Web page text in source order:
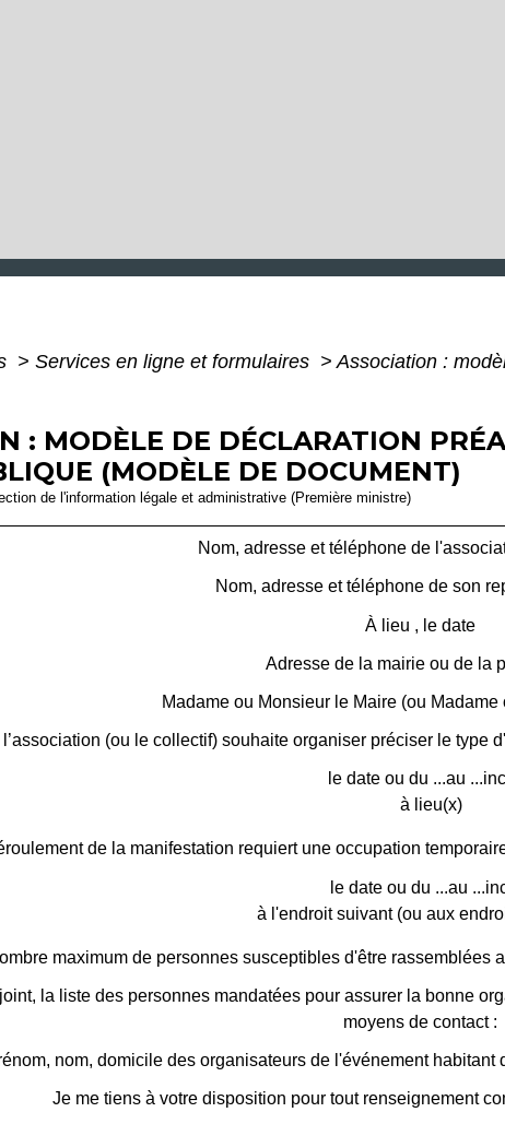
> Services en ligne et formulaires > Association :
: MODÈLE DE DÉCLARATION
(MODÈLE DE DOCUMENT)
de l'information légale et administrative (Première ministre)
Nom, adresse et téléphone de
Nom, adresse et téléphone de son
À lieu , le date
Adresse de la mairie ou de la
Madame ou Monsieur le Maire (ou Madame
(ou le collectif) souhaite organiser préciser le type
le date ou du ...au ...
à lieu(x)
de la manifestation requiert une occupation
le date ou du ...au
à l'endroit suivant (ou aux
maximum de personnes susceptibles d'être rassemblées
la liste des personnes mandatées pour assurer la bonne
moyens de contact :
nom, domicile des organisateurs de l'événement
Je me tiens à votre disposition pour tout renseignement